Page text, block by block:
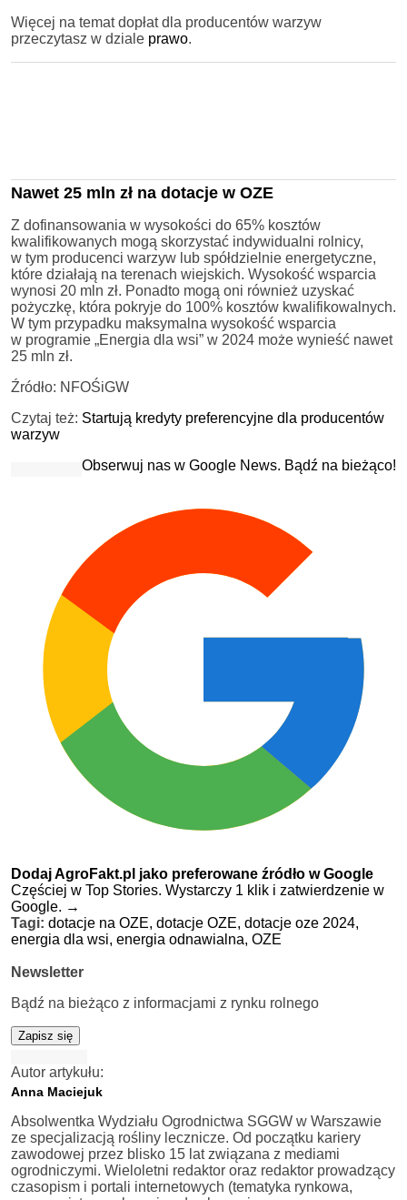
Więcej na temat dopłat dla producentów warzyw
przeczytasz w dziale prawo.
Nawet 25 mln zł na dotacje w OZE
Z dofinansowania w wysokości do 65% kosztów
kwalifikowanych mogą skorzystać indywidualni rolnicy,
w tym producenci warzyw lub spółdzielnie energetyczne,
które działają na terenach wiejskich. Wysokość wsparcia
wynosi 20 mln zł. Ponadto mogą oni również uzyskać
pożyczkę, która pokryje do 100% kosztów kwalifikowalnych.
W tym przypadku maksymalna wysokość wsparcia
w programie „Energia dla wsi” w 2024 może wynieść nawet
25 mln zł.
Źródło: NFOŚiGW
Czytaj też: Startują kredyty preferencyjne dla producentów
warzyw
Obserwuj nas w Google News. Bądź na bieżąco!
Dodaj AgroFakt.pl jako preferowane źródło w Google
Częściej w Top Stories. Wystarczy 1 klik i zatwierdzenie w
Google. →
Tagi: dotacje na OZE, dotacje OZE, dotacje oze 2024,
energia dla wsi, energia odnawialna, OZE
Newsletter
Bądź na bieżąco z informacjami z rynku rolnego
Zapisz się
Autor artykułu:
Anna Maciejuk
Absolwentka Wydziału Ogrodnictwa SGGW w Warszawie
ze specjalizacją rośliny lecznicze. Od początku kariery
zawodowej przez blisko 15 lat związana z mediami
ogrodniczymi. Wieloletni redaktor oraz redaktor prowadzący
czasopism i portali internetowych (tematyka rynkowa,